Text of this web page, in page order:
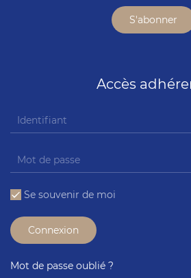
Accès
Se souvenir de moi
Connexion
Mot de passe oublié ?